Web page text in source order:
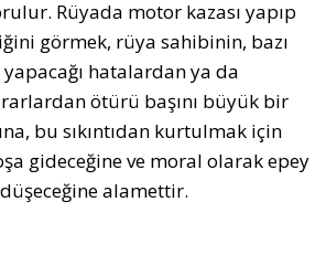
Rüyada motor kazası yapıp
görmek, rüya sahibinin, bazı
hatalardan ya da
ötürü başını büyük bir
bu sıkıntıdan kurtulmak için
gideceğine ve moral olarak epey
alamettir.